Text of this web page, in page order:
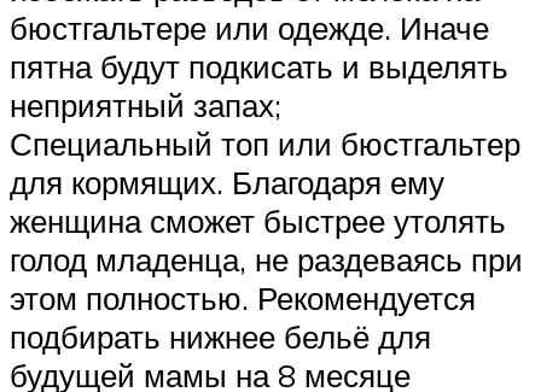
бюстгальтере или одежде. Иначе
пятна будут подкисать и выделять
неприятный запах;
Специальный топ или бюстгальтер
для кормящих. Благодаря ему
женщина сможет быстрее утолять
голод младенца, не раздеваясь при
этом полностью. Рекомендуется
подбирать нижнее бельё для
будущей мамы на 8 месяце